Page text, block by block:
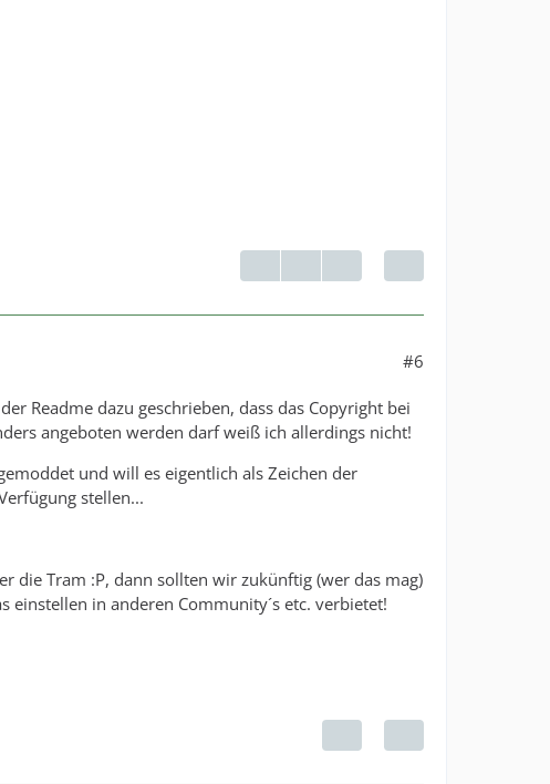
#6
Readme dazu geschrieben, dass das Copyright bei
angeboten werden darf weiß ich allerdings nicht!
und will es eigentlich als Zeichen der
stellen...
die Tram :P, dann sollten wir zukünftig (wer das mag)
einstellen in anderen Community´s etc. verbietet!